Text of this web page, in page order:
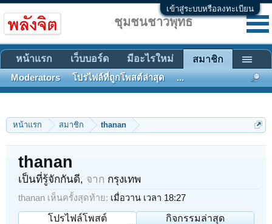
เข้าสู่ระบบหรือลงทะเบียน
หน้าแรก สมาชิก thanan
thanan
เป็นที่รู้จักกันดี, จาก กรุงเทพ
thanan เห็นครั้งสุดท้าย: เมื่อวาน เวลา 18:27
โปรไฟล์โพสต์
กิจกรรมล่าสุด
ชุมชนชาวพุทธ
หน้าแรก เว็บบอร์ด มีอะไรใหม่ สมาชิก
Moderators โปรไฟล์ที่ถูกโพสต์ล่าสุด ...